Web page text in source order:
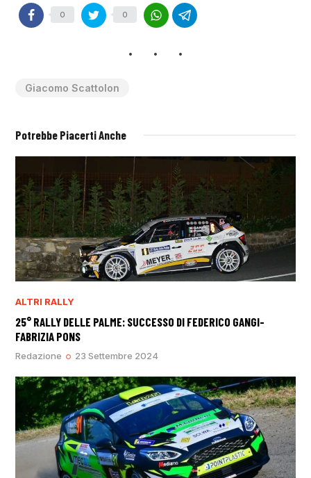
0 0
Giacomo Scattolon
Potrebbe Piacerti Anche
ALTRI RALLY
25° RALLY DELLE PALME: SUCCESSO DI FEDERICO GANGI-
FABRIZIA PONS
Redazione 23 Settembre 2024